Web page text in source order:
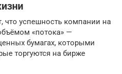
что успешность компании на
«потока» —
бумагах, которыми
торгуются на бирже